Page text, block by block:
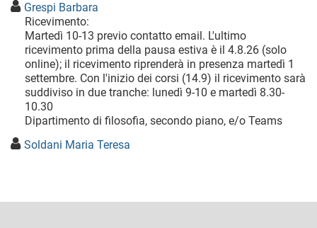
Grespi Barbara
Ricevimento:
Martedì 10-13 previo contatto email. L'ultimo
ricevimento prima della pausa estiva è il 4.8.26 (solo
online); il ricevimento riprenderà in presenza martedì 1
settembre. Con l'inizio dei corsi (14.9) il ricevimento sarà
suddiviso in due tranche: lunedì 9-10 e martedì 8.30-
10.30
Dipartimento di filosofia, secondo piano, e/o Teams
Soldani Maria Teresa